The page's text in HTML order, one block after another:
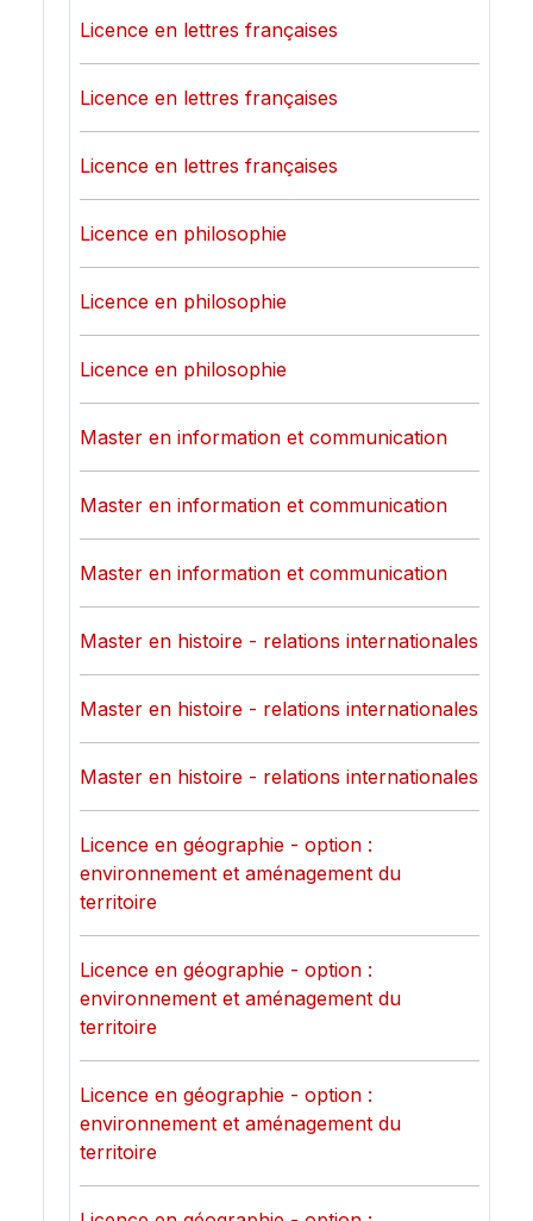
Licence en lettres françaises
Licence en lettres françaises
Licence en lettres françaises
Licence en philosophie
Licence en philosophie
Licence en philosophie
Master en information et communication
Master en information et communication
Master en information et communication
Master en histoire - relations internationales
Master en histoire - relations internationales
Master en histoire - relations internationales
Licence en géographie - option :
environnement et aménagement du
territoire
Licence en géographie - option :
environnement et aménagement du
territoire
Licence en géographie - option :
environnement et aménagement du
territoire